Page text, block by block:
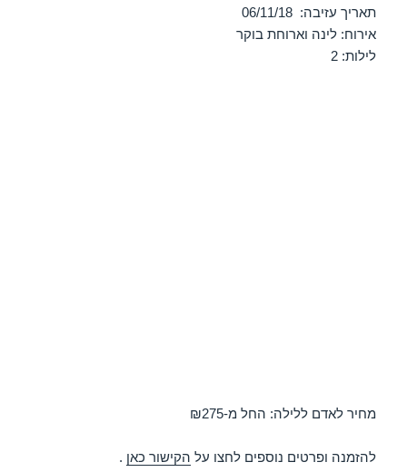
תאריך עזיבה: 06/11/18
אירוח: לינה וארוחת בוקר
לילות: 2
מחיר לאדם ללילה: החל מ-₪275
להזמנה ופרטים נוספים לחצו על הקישור כאן .